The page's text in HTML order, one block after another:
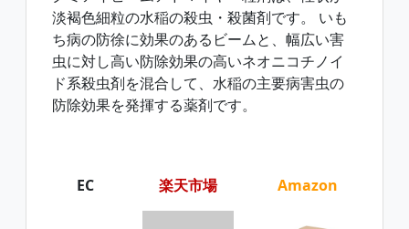
淡褐色細粒の水稲の殺虫・殺菌剤です。 いも
ち病の防徐に効果のあるビームと、幅広い害
虫に対し高い防除効果の高いネオニコチノイ
ド系殺虫剤を混合して、水稲の主要病害虫の
防除効果を発揮する薬剤です。
EC 楽天市場 Amazon